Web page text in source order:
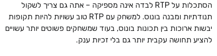
הסתכלות על RTP לבדה אינה מספיקה – אתה גם צריך לשקול
תנודתיות ומבנה בונוס. למשחק עם RTP טוב עשויות להיות תקופות
יבשות ארוכות בין תכונות בונוס, בעוד שמשחקים פשוטים יותר עשויים
להציע תחושה עקבית יותר גם בלי זכיות ענק.